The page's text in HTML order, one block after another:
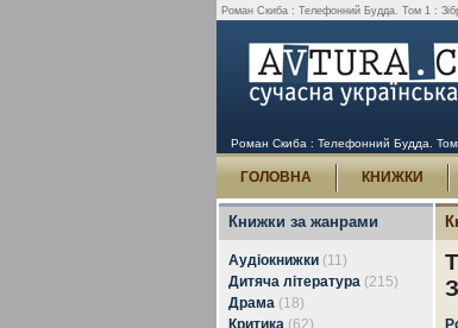
Роман Скиба : Телефонний Будда. Том 1 :
Роман Скиба : Телефонний Будда. Том
ГОЛОВНА КНИЖКИ
Книжки за жанрами
Аудіокнижки (11)
Дитяча література (215)
Драма (18)
Критика (62)